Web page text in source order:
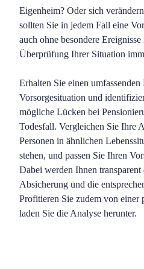
Eigenheim? Oder sich
sollten Sie in jedem Fall eine
auch ohne besondere
Überprüfung Ihrer Situation
Erhalten Sie einen
Vorsorgesituation und
mögliche Lücken bei
Todesfall. Vergleichen Sie Ihre
Personen in ähnlichen
stehen, und passen Sie Ihren
Dabei werden Ihnen
Absicherung und die
Profitieren Sie zudem von einer
laden Sie die Analyse herunter.